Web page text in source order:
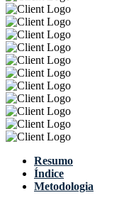
Resumo
Índice
Metodologia